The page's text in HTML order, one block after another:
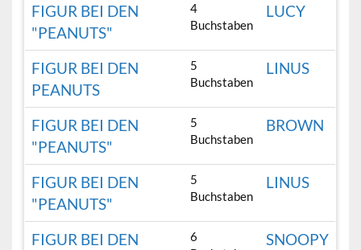
FIGUR BEI DEN
"PEANUTS"
4
Buchstaben
LUCY
FIGUR BEI DEN
PEANUTS
5
Buchstaben
LINUS
FIGUR BEI DEN
"PEANUTS"
5
Buchstaben
BROWN
FIGUR BEI DEN
"PEANUTS"
5
Buchstaben
LINUS
FIGUR BEI DEN
6
SNOOPY